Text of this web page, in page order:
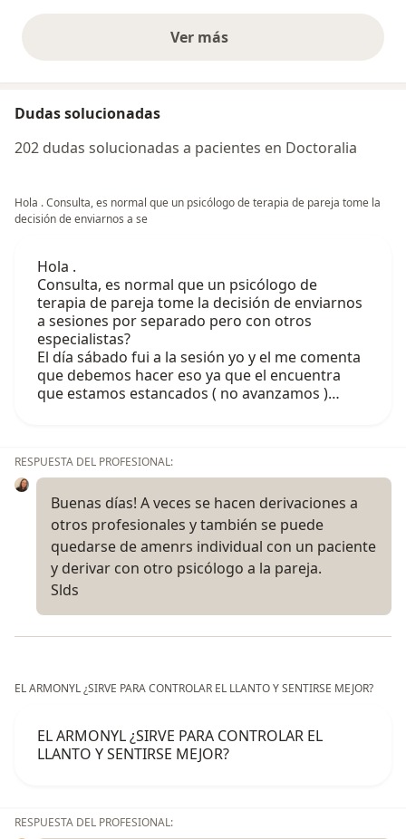
Ver másopiniones anteriores
Dudas solucionadas
202 dudas solucionadas a pacientes en Doctoralia
Hola . Consulta, es normal que un psicólogo de terapia de pareja tome la
decisión de enviarnos a se
Hola .
Consulta, es normal que un psicólogo de
terapia de pareja tome la decisión de enviarnos
a sesiones por separado pero con otros
especialistas?
El día sábado fui a la sesión yo y el me comenta
que debemos hacer eso ya que el encuentra
que estamos estancados ( no avanzamos )…
RESPUESTA DEL PROFESIONAL:
Buenas días! A veces se hacen derivaciones a
otros profesionales y también se puede
quedarse de amenrs individual con un paciente
y derivar con otro psicólogo a la pareja.
Slds
EL ARMONYL ¿SIRVE PARA CONTROLAR EL LLANTO Y SENTIRSE MEJOR?
EL ARMONYL ¿SIRVE PARA CONTROLAR EL
LLANTO Y SENTIRSE MEJOR?
RESPUESTA DEL PROFESIONAL: